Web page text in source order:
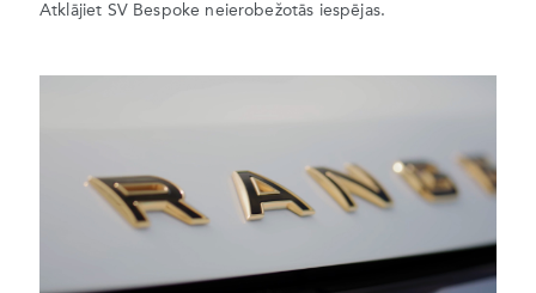
Atklājiet SV Bespoke neierobežotās iespējas.